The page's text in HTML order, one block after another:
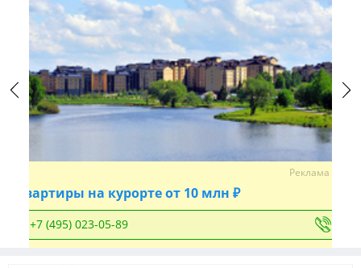
Previous
Реклама
Квартиры на курорте от 10 млн ₽
+7 (495) 023-05-89